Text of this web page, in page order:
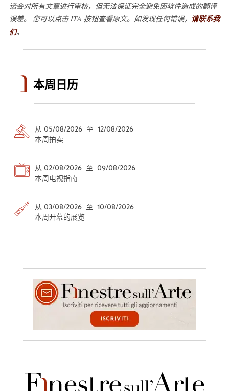
诺会对所有文章进行审核，但无法保证完全避免因软件造成的翻译
误差。 您可以点击 ITA 按钮查看原文。如发现任何错误， 请联系我
们。
本周日历
从 05/08/2026 至 12/08/2026
本周拍卖
从 02/08/2026 至 09/08/2026
本周电视指南
从 03/08/2026 至 10/08/2026
本周开幕的展览